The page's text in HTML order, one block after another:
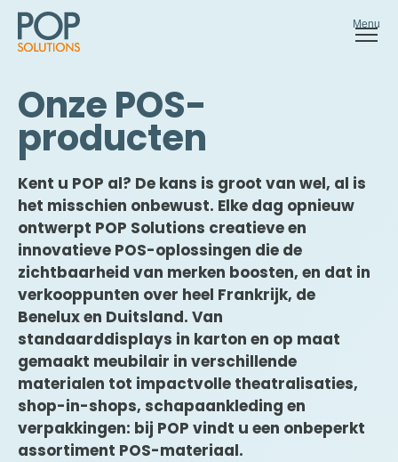
Menu
Onze POS-
producten
Kent u POP al? De kans is groot van wel, al is
het misschien onbewust. Elke dag opnieuw
ontwerpt POP Solutions creatieve en
innovatieve POS-oplossingen die de
zichtbaarheid van merken boosten, en dat in
verkooppunten over heel Frankrijk, de
Benelux en Duitsland. Van
standaarddisplays in karton en op maat
gemaakt meubilair in verschillende
materialen tot impactvolle theatralisaties,
shop-in-shops, schapaankleding en
verpakkingen: bij POP vindt u een onbeperkt
assortiment POS-materiaal.